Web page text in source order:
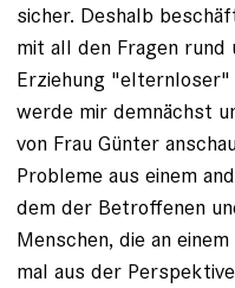
sicher. Deshalb
mit all den Fragen rund
Erziehung "elternloser"
werde mir demnächst
von Frau Günter
Probleme aus einem
dem der Betroffenen
Menschen, die an
mal aus der